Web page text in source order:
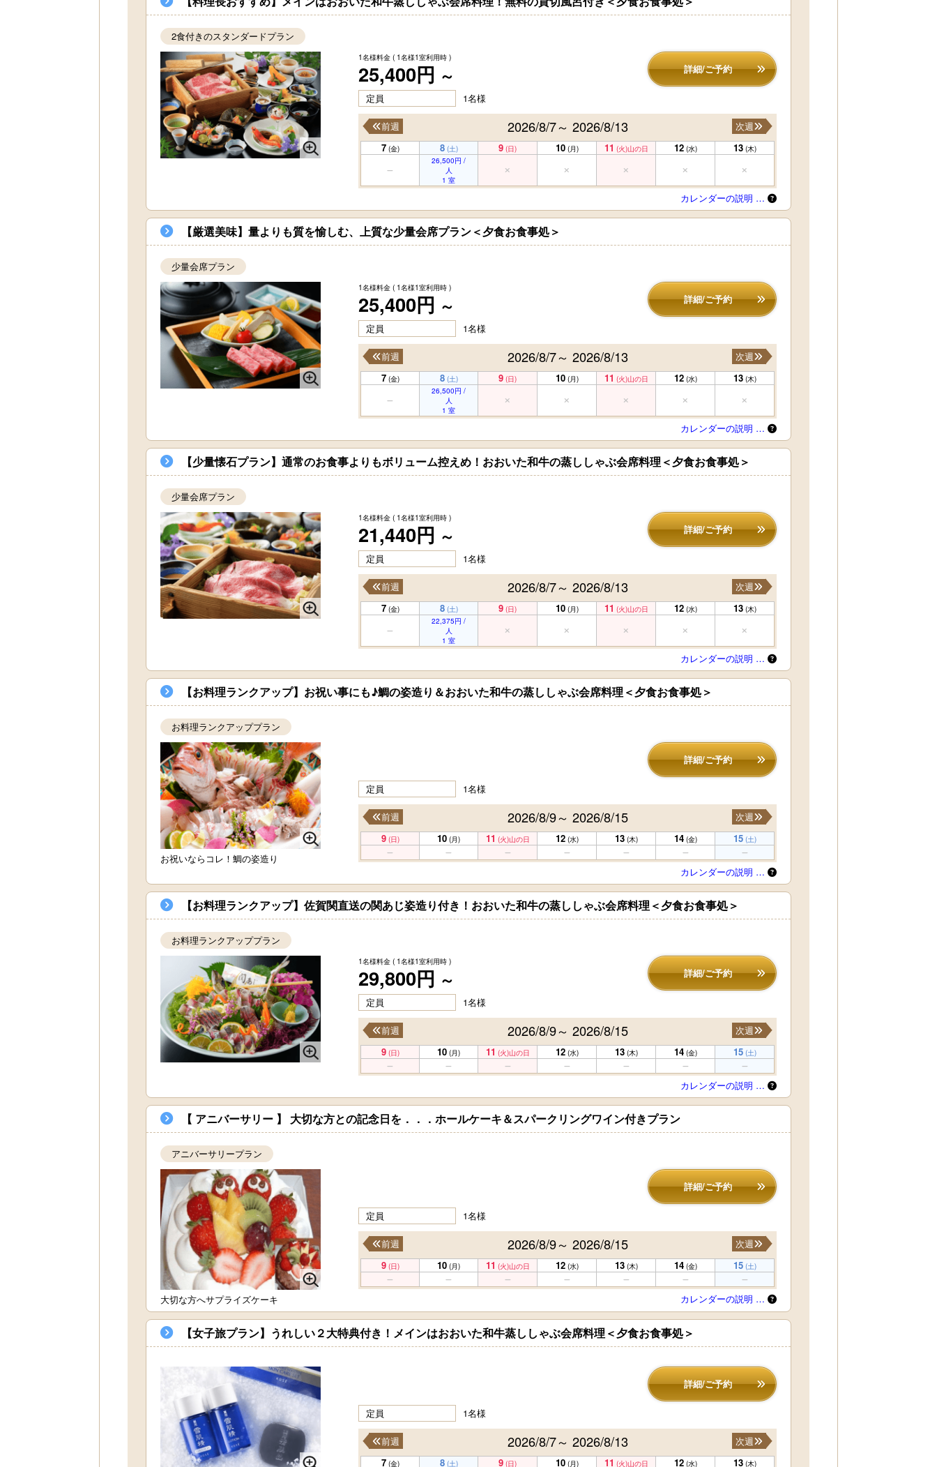
2食付きのスタンダードプラン
1名様料金 ( 1名様1室利用時 )
25,400円 ～ 詳細/ご予約
定員 1名様
2026/8/7～ 2026/8/13
前週
次週
7 (金) 8 (土) 9 (日) 10 (月) 11 (火)山の日 12 (水) 13 (木)
26,500円 /
人
1 室
カレンダーの説明 …
【厳選美味】量よりも質を愉しむ、上質な少量会席プラン＜夕食お食事処＞
少量会席プラン
1名様料金 ( 1名様1室利用時 )
25,400円 ～ 詳細/ご予約
定員 1名様
2026/8/7～ 2026/8/13
前週
次週
7 (金) 8 (土) 9 (日) 10 (月) 11 (火)山の日 12 (水) 13 (木)
26,500円 /
人
1 室
カレンダーの説明 …
【少量懐石プラン】通常のお食事よりもボリューム控えめ！おおいた和牛の蒸ししゃぶ会席料理＜夕食お食事処＞
少量会席プラン
1名様料金 ( 1名様1室利用時 )
21,440円 ～ 詳細/ご予約
定員 1名様
2026/8/7～ 2026/8/13
前週
次週
7 (金) 8 (土) 9 (日) 10 (月) 11 (火)山の日 12 (水) 13 (木)
22,375円 /
人
1 室
カレンダーの説明 …
【お料理ランクアップ】お祝い事にも♪鯛の姿造り＆おおいた和牛の蒸ししゃぶ会席料理＜夕食お食事処＞
お料理ランクアッププラン
お祝いならコレ！鯛の姿造り
詳細/ご予約
定員 1名様
2026/8/9～ 2026/8/15
前週
次週
9 (日) 10 (月) 11 (火)山の日 12 (水) 13 (木) 14 (金) 15 (土)
カレンダーの説明 …
【お料理ランクアップ】佐賀関直送の関あじ姿造り付き！おおいた和牛の蒸ししゃぶ会席料理＜夕食お食事処＞
お料理ランクアッププラン
1名様料金 ( 1名様1室利用時 )
29,800円 ～ 詳細/ご予約
定員 1名様
2026/8/9～ 2026/8/15
前週
次週
9 (日) 10 (月) 11 (火)山の日 12 (水) 13 (木) 14 (金) 15 (土)
カレンダーの説明 …
【 アニバーサリー 】 大切な方との記念日を．．．ホールケーキ＆スパークリングワイン付きプラン
アニバーサリープラン
大切な方へサプライズケーキ
詳細/ご予約
定員 1名様
2026/8/9～ 2026/8/15
前週
次週
9 (日) 10 (月) 11 (火)山の日 12 (水) 13 (木) 14 (金) 15 (土)
カレンダーの説明 …
【女子旅プラン】うれしい２大特典付き！メインはおおいた和牛蒸ししゃぶ会席料理＜夕食お食事処＞
詳細/ご予約
定員 1名様
2026/8/7～ 2026/8/13
前週
次週
7 (金) 8 (土) 9 (日) 10 (月) 11 (火)山の日 12 (水) 13 (木)